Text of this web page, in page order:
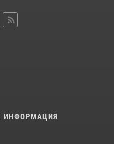
ИНФОРМАЦИЯ